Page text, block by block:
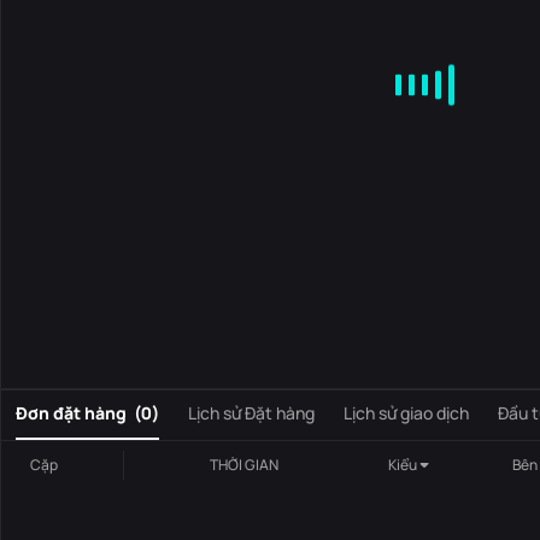
Đơn đặt hàng (0) Lịch sử Đặt hàng Lịch sử giao dịch Đầu
Cặp THỜI GIAN Kiểu Bên